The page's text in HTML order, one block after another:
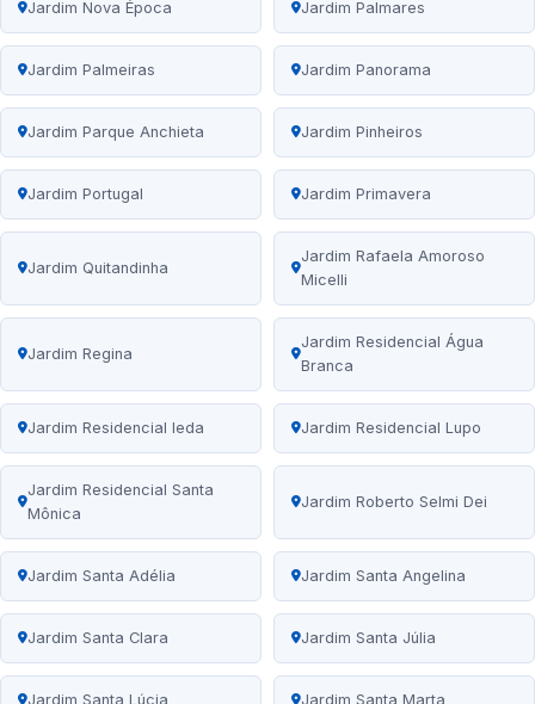
Jardim Nova Época Jardim Palmares
Jardim Palmeiras Jardim Panorama
Jardim Parque Anchieta Jardim Pinheiros
Jardim Portugal Jardim Primavera
Jardim Quitandinha
Jardim Rafaela Amoroso
Micelli
Jardim Regina
Jardim Residencial Água
Branca
Jardim Residencial Ieda Jardim Residencial Lupo
Jardim Residencial Santa
Mônica
Jardim Roberto Selmi Dei
Jardim Santa Adélia Jardim Santa Angelina
Jardim Santa Clara Jardim Santa Júlia
Jardim Santa Lúcia Jardim Santa Marta